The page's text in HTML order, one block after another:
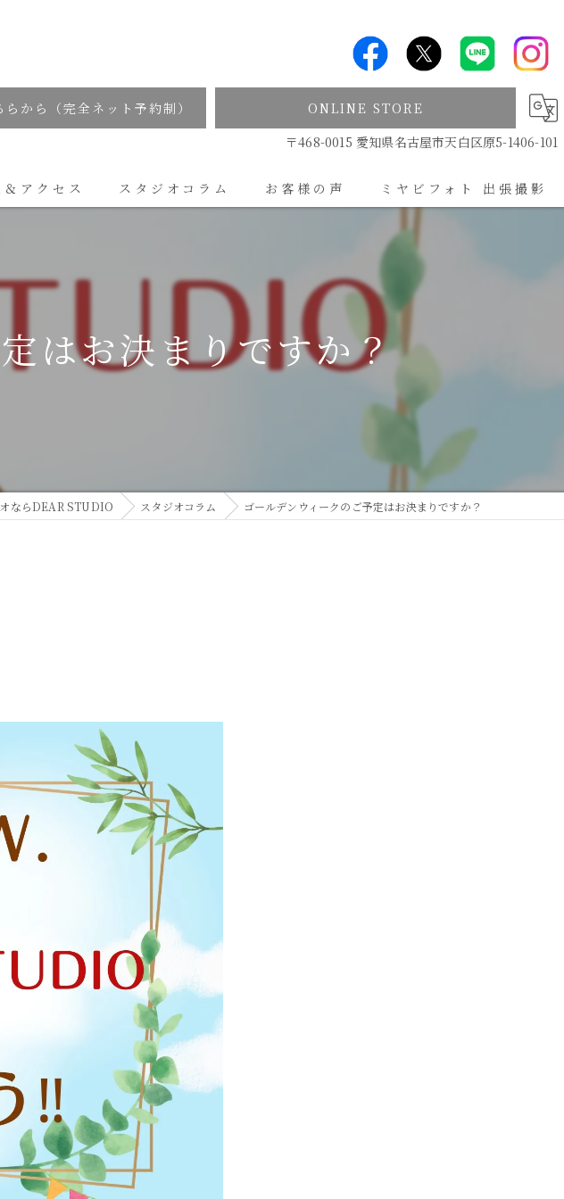
から（完全ネット予約制）
ONLINE STORE
〒468-0015 愛知県名古屋市天白区原5-1406-101
アクセス スタジオコラム お客様の声 ミヤビフォト 出張撮影
出張撮影について
はお決まりですか？
ならDEAR STUDIO スタジオコラム ゴールデンウィークのご予定はお決まりですか？